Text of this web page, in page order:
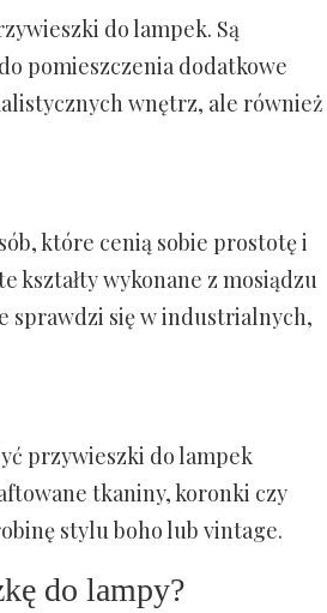
do lampek. Są
pomieszczenia dodatkowe
wnętrz, ale również
które cenią sobie prostotę i
kształty wykonane z mosiądzu
sprawdzi się w industrialnych,
przywieszki do lampek
tkaniny, koronki czy
stylu boho lub vintage.
do lampy?